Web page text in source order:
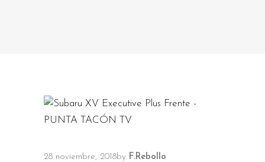
28 noviembre, 2018by F.Rebollo